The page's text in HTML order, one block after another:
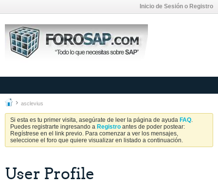
Inicio de Sesión o Registro
asclevius
Si esta es tu primer visita, asegúrate de leer la página de ayuda FAQ.
Puedes registrarte ingresando a Registro antes de poder postear:
Regístrese en el link previo. Para comenzar a ver los mensajes,
seleccione el foro que quiere visualizar en listado a continuación.
User Profile